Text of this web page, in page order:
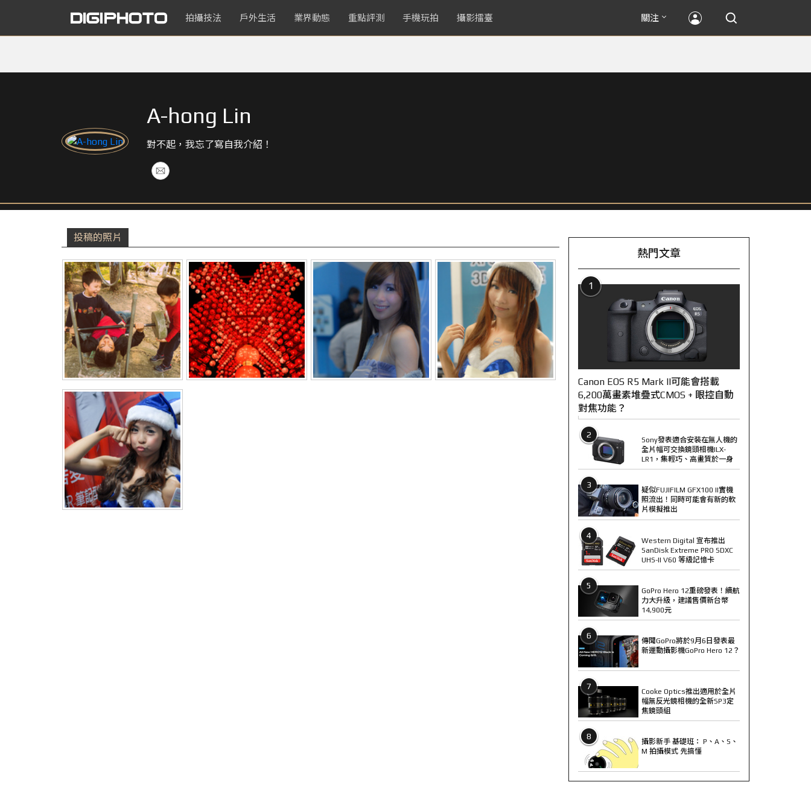
拍攝技法 戶外生活 業界動態 重點評測 手機玩拍 攝影擂臺 關注
A-hong Lin
對不起，我忘了寫自我介紹！
投稿的照片
熱門文章
1
Canon EOS R5 Mark II可能會搭載
6,200萬畫素堆疊式CMOS + 眼控自動
對焦功能？
2
Sony發表適合安裝在無人機的
全片幅可交換鏡頭相機ILX-
LR1，集輕巧、高畫質於一身
3
疑似FUJIFILM GFX100 II實機
照流出！同時可能會有新的軟
片模擬推出
4
Western Digital 宣布推出
SanDisk Extreme PRO SDXC
UHS-II V60 等級記憶卡
5
GoPro Hero 12重磅發表！續航
力大升級，建議售價新台幣
14,900元
6
傳聞GoPro將於9月6日發表最
新運動攝影機GoPro Hero 12？
7
Cooke Optics推出適用於全片
幅無反光鏡相機的全新SP3定
焦鏡頭組
8
攝影新手 基礎班： P、A、S、
M 拍攝模式 先搞懂